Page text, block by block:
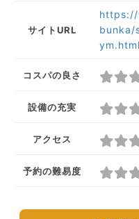
サイトURL
https://
ym.html
コスパの良さ
設備の充実
アクセス
予約の難易度